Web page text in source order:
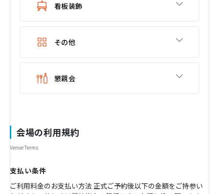
看板装飾
その他
懇親会
会場の利用規約
Venue Terms
支払い条件
ご利用料金のお支払い方法 正式ご予約後以下の金額をご持参い